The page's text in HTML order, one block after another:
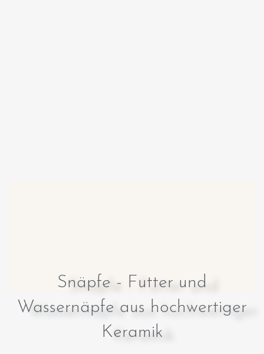
Snäpfe - Futter und
Wassernäpfe aus hochwertiger
Keramik